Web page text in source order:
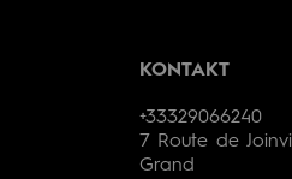
KONTAKT
+33329066240
7 Route de
Grand